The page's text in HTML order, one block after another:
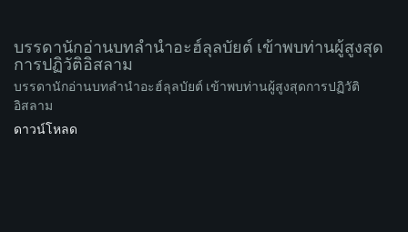
บรรดานักอ่านบทลำนำอะฮ์ลุลบัยต์ เข้าพบท่านผู้สูงสุด
การปฏิวัติอิสลาม
บรรดานักอ่านบทลำนำอะฮ์ลุลบัยต์ เข้าพบท่านผู้สูงสุดการปฏิวัติ
อิสลาม
ดาวน์โหลด